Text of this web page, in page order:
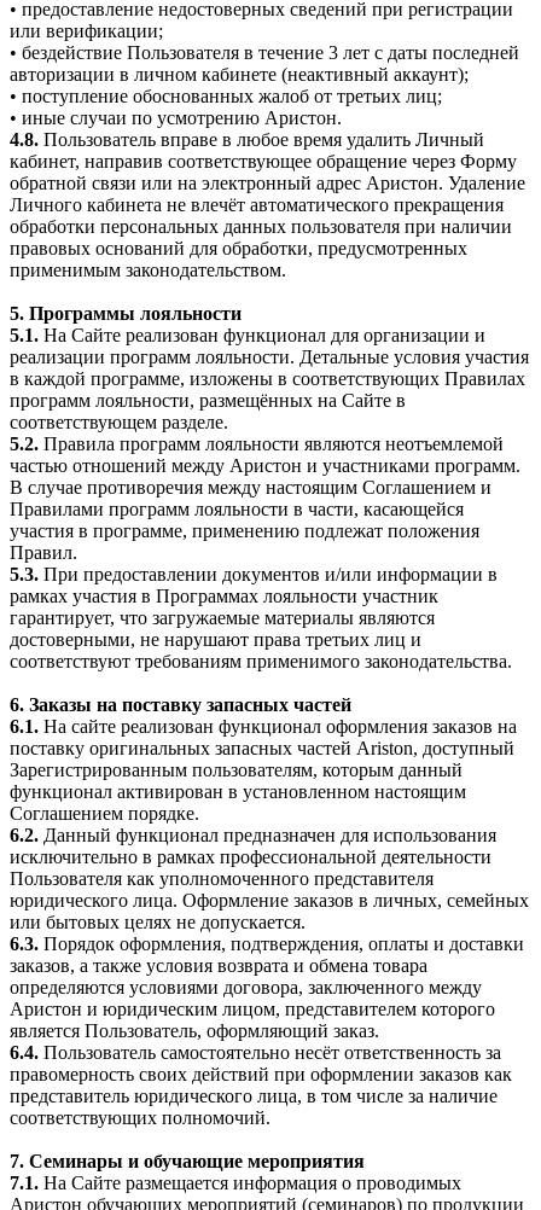
• предоставление недостоверных сведений при регистрации
или верификации;
• бездействие Пользователя в течение 3 лет с даты последней
авторизации в личном кабинете (неактивный аккаунт);
• поступление обоснованных жалоб от третьих лиц;
• иные случаи по усмотрению Аристон.
4.8. Пользователь вправе в любое время удалить Личный
кабинет, направив соответствующее обращение через Форму
обратной связи или на электронный адрес Аристон. Удаление
Личного кабинета не влечёт автоматического прекращения
обработки персональных данных пользователя при наличии
правовых оснований для обработки, предусмотренных
применимым законодательством.
5. Программы лояльности
5.1. На Сайте реализован функционал для организации и
реализации программ лояльности. Детальные условия участия
в каждой программе, изложены в соответствующих Правилах
программ лояльности, размещённых на Сайте в
соответствующем разделе.
5.2. Правила программ лояльности являются неотъемлемой
частью отношений между Аристон и участниками программ.
В случае противоречия между настоящим Соглашением и
Правилами программ лояльности в части, касающейся
участия в программе, применению подлежат положения
Правил.
5.3. При предоставлении документов и/или информации в
рамках участия в Программах лояльности участник
гарантирует, что загружаемые материалы являются
достоверными, не нарушают права третьих лиц и
соответствуют требованиям применимого законодательства.
6. Заказы на поставку запасных частей
6.1. На сайте реализован функционал оформления заказов на
поставку оригинальных запасных частей Ariston, доступный
Зарегистрированным пользователям, которым данный
функционал активирован в установленном настоящим
Соглашением порядке.
6.2. Данный функционал предназначен для использования
исключительно в рамках профессиональной деятельности
Пользователя как уполномоченного представителя
юридического лица. Оформление заказов в личных, семейных
или бытовых целях не допускается.
6.3. Порядок оформления, подтверждения, оплаты и доставки
заказов, а также условия возврата и обмена товара
определяются условиями договора, заключенного между
Аристон и юридическим лицом, представителем которого
является Пользователь, оформляющий заказ.
6.4. Пользователь самостоятельно несёт ответственность за
правомерность своих действий при оформлении заказов как
представитель юридического лица, в том числе за наличие
соответствующих полномочий.
7. Семинары и обучающие мероприятия
7.1. На Сайте размещается информация о проводимых
Аристон обучающих мероприятий (семинаров) по продукции